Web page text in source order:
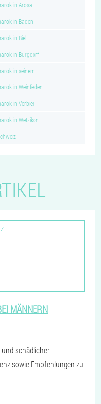
in Arosa
in Baden
in Biel
in Burgdorf
in seinem
in Weinfelden
in Verbier
in Wetzikon
MÄNNERN
schädlicher
sowie Empfehlungen zu